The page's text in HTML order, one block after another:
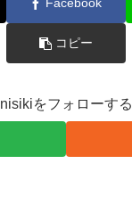
Facebook
コピー
nisikiをフォローする